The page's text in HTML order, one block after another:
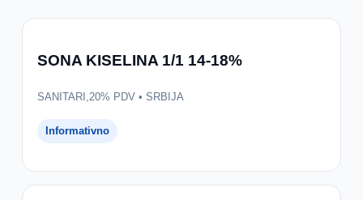
SONA KISELINA 1/1 14-18%
SANITARI,20% PDV • SRBIJA
Informativno